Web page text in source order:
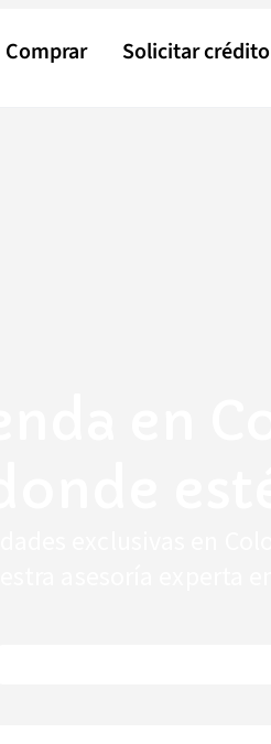
Comprar Solicitar crédito